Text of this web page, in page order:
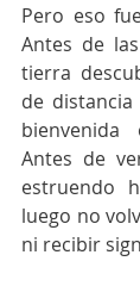
Pero eso
Antes de
tierra
de
bienvenida
Antes de
estruendo
luego no
ni recibir